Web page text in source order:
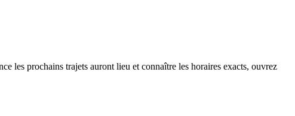
les prochains trajets auront lieu et connaître les horaires exacts, ouvrez